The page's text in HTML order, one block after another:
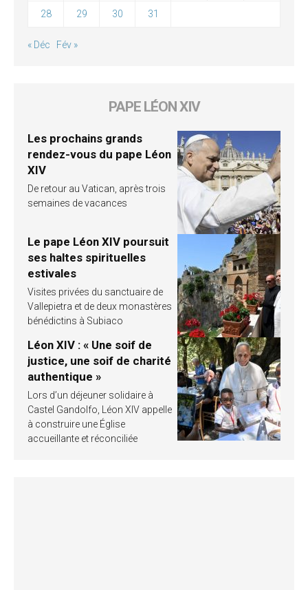
28 29 30 31
« Déc Fév »
PAPE LÉON XIV
Les prochains grands
rendez-vous du pape Léon
XIV
De retour au Vatican, après trois
semaines de vacances
Le pape Léon XIV poursuit
ses haltes spirituelles
estivales
Visites privées du sanctuaire de
Vallepietra et de deux monastères
bénédictins à Subiaco
Léon XIV : « Une soif de
justice, une soif de charité
authentique »
Lors d’un déjeuner solidaire à
Castel Gandolfo, Léon XIV appelle
à construire une Église
accueillante et réconciliée